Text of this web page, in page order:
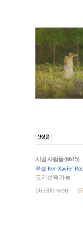
시골 사람들 (6615)
루셀 Ker-Xavier
크기선택가능
66,000 won